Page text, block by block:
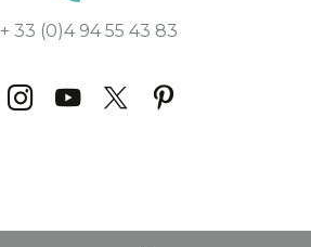
+ 33 (0)4 94 55 43 83